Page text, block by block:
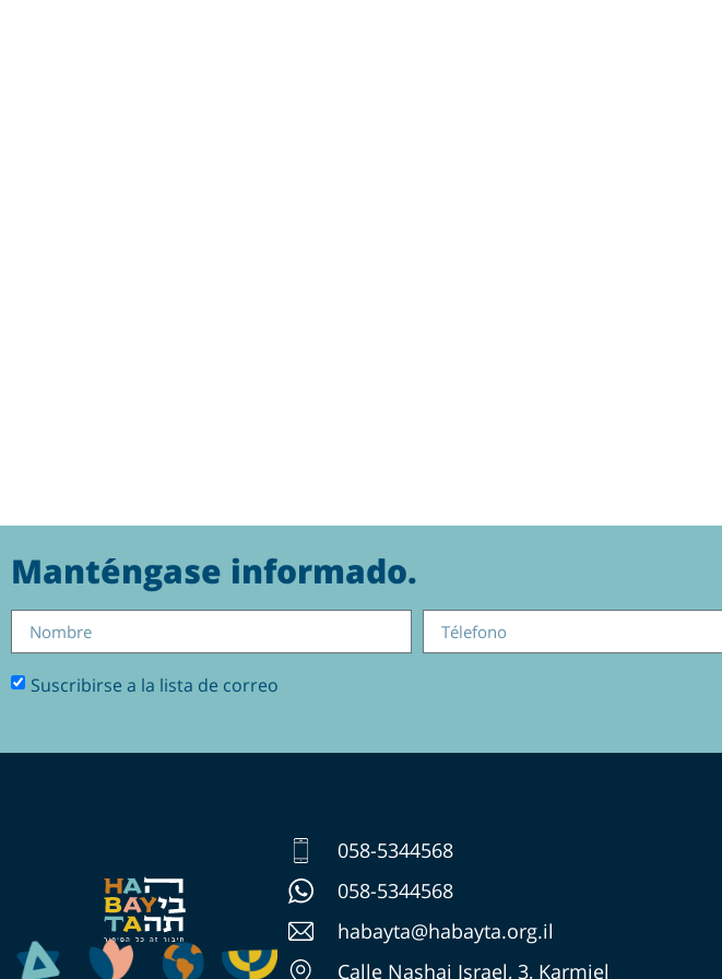
Manténgase informado.
Suscribirse a la lista de correo
058-5344568
058-5344568
habayta@habayta.org.il
Calle Nashai Israel, 3, Karmiel